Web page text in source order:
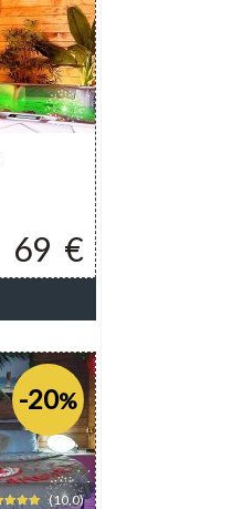
69 €
-20%
(10,0)